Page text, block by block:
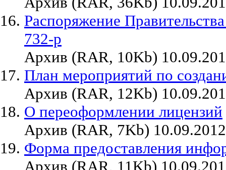
Распоряжение
732-р
Архив (RAR, 10Kb)
План мероприятий по
Архив (RAR, 12Kb)
О переоформлении лицензий
Архив (RAR, 7Kb) 10.09.2012
Форма предоставления
Архив (RAR, 11Kb)